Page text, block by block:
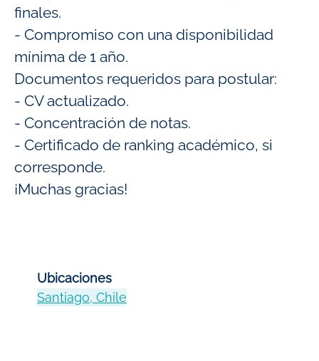
finales.
- Compromiso con una disponibilidad
mínima de 1 año.
Documentos requeridos para postular:
- CV actualizado.
- Concentración de notas.
- Certificado de ranking académico, si
corresponde.
¡Muchas gracias!
Ubicaciones
Santiago, Chile